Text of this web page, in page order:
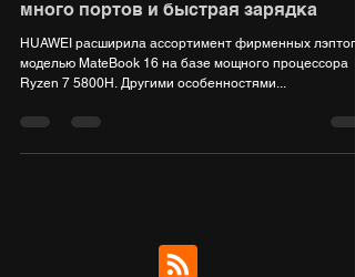
HUAWEI MateBook 16: процессор AMD,
много портов и быстрая зарядка
HUAWEI расширила ассортимент фирменных
Ryzen 7 5800H. Другими особенностями...